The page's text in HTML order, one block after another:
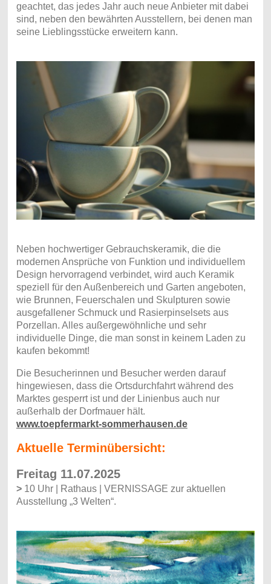
geachtet, das jedes Jahr auch neue Anbieter mit dabei
sind, neben den bewährten Ausstellern, bei denen man
seine Lieblingsstücke erweitern kann.
Neben hochwertiger Gebrauchskeramik, die die
modernen Ansprüche von Funktion und individuellem
Design hervorragend verbindet, wird auch Keramik
speziell für den Außenbereich und Garten angeboten,
wie Brunnen, Feuerschalen und Skulpturen sowie
ausgefallener Schmuck und Rasierpinselsets aus
Porzellan. Alles außergewöhnliche und sehr
individuelle Dinge, die man sonst in keinem Laden zu
kaufen bekommt!
Die Besucherinnen und Besucher werden darauf
hingewiesen, dass die Ortsdurchfahrt während des
Marktes gesperrt ist und der Linienbus auch nur
außerhalb der Dorfmauer hält.
www.toepfermarkt-sommerhausen.de
Aktuelle Terminübersicht:
Freitag 11.07.2025
> 10 Uhr | Rathaus | VERNISSAGE zur aktuellen
Ausstellung „3 Welten“.